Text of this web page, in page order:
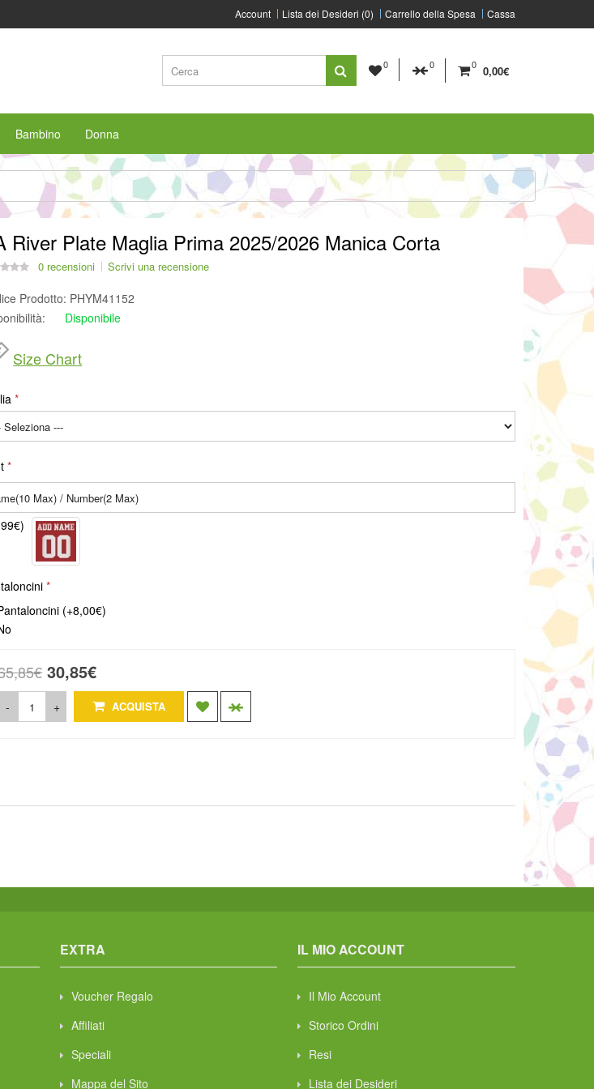
Account Lista dei Desideri (0) Carrello della Spesa Cassa
0 0 0 0,00€
Bambino Donna
River Plate Maglia Prima 2025/2026 Manica Corta
0 recensioni Scrivi una recensione
Prodotto: PHYM41152
Disponibile
Size Chart
(+8,00€)
30,85€
- + ACQUISTA
EXTRA
Voucher Regalo
Affiliati
Speciali
Mappa del Sito
IL MIO ACCOUNT
Il Mio Account
Storico Ordini
Resi
Lista dei Desideri